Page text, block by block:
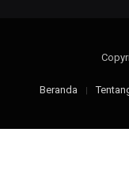
Beranda